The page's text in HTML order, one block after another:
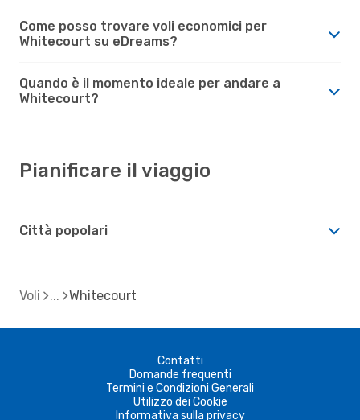
Come posso trovare voli economici per
Whitecourt su eDreams?
Quando è il momento ideale per andare a
Whitecourt?
Pianificare il viaggio
Città popolari
Voli Whitecourt
Contatti
Domande frequenti
Termini e Condizioni Generali
Utilizzo dei Cookie
Informativa sulla privacy